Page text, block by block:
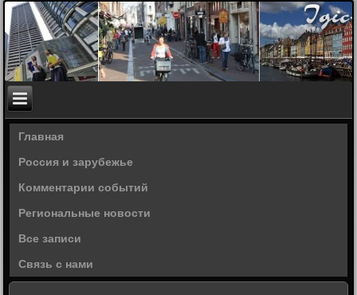
Главная
Россия и зарубежье
Комментарии событий
Региональные новости
Все записи
Связь с нами